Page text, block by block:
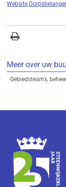
Website
Meer over uw
Gebiedsteams,